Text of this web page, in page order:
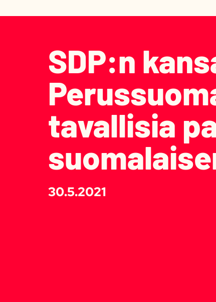
SDP:n
tavallisia
30.5.2021